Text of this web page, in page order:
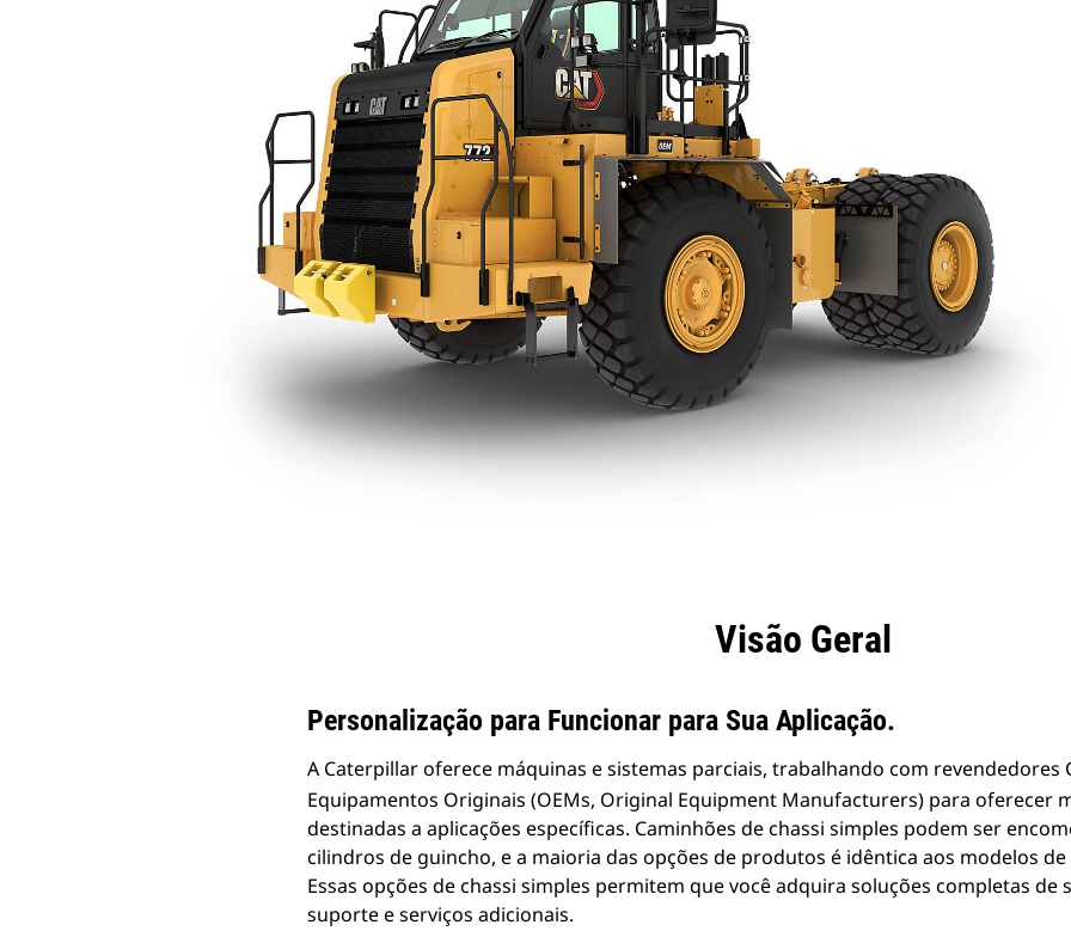
Visão Geral
Personalização para Funcionar para Sua Aplicação.
A Caterpillar oferece máquinas e sistemas parciais, trabalhando com revendedores
Equipamentos Originais (OEMs, Original Equipment Manufacturers) para oferecer
destinadas a aplicações específicas. Caminhões de chassi simples podem ser
cilindros de guincho, e a maioria das opções de produtos é idêntica aos modelos
Essas opções de chassi simples permitem que você adquira soluções completas de
suporte e serviços adicionais.